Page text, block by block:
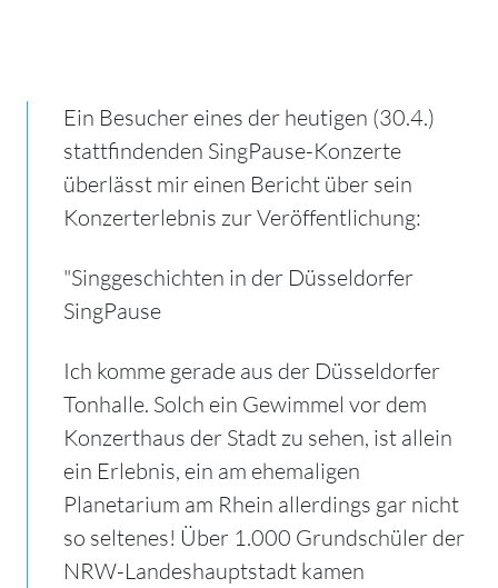
Ein Besucher eines der heutigen (30.4.)
stattfindenden SingPause-Konzerte
überlässt mir einen Bericht über sein
Konzerterlebnis zur Veröffentlichung:
"Singgeschichten in der Düsseldorfer
SingPause
Ich komme gerade aus der Düsseldorfer
Tonhalle. Solch ein Gewimmel vor dem
Konzerthaus der Stadt zu sehen, ist allein
ein Erlebnis, ein am ehemaligen
Planetarium am Rhein allerdings gar nicht
so seltenes! Über 1.000 Grundschüler der
NRW-Landeshauptstadt kamen